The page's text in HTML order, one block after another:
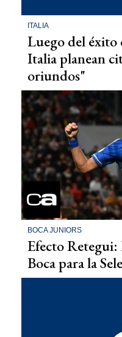
ITALIA
Luego del éxito
Italia planean
oriundos"
BOCA JUNIORS
Efecto
Boca para la